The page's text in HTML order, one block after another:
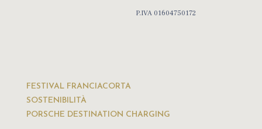
P.IVA 01604750172
FESTIVAL FRANCIACORTA
SOSTENIBILITÀ
PORSCHE DESTINATION CHARGING